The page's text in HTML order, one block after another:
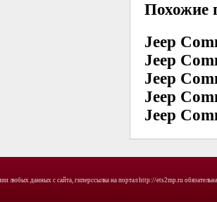
Похожие
Jeep
Jeep
Jeep
Jeep
Jeep
любых данных с сайта, гиперссылка на портал http://ets2mp.ru